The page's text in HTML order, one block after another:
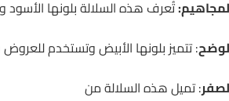
تُعرف هذهالسلالةبلونها الأسود
: تتميز بلونها الأبيض وتستخدم للعروض
: تميل هذه السلالة من